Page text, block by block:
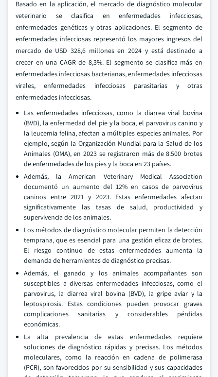
Basado en la aplicación, el mercado de diagnóstico molecular
veterinario se clasifica en enfermedades infecciosas,
enfermedades genéticas y otras aplicaciones. El segmento de
enfermedades infecciosas representó los mayores ingresos del
mercado de USD 328,6 millones en 2024 y está destinado a
crecer en una CAGR de 8,3%. El segmento se clasifica más en
enfermedades infecciosas bacterianas, enfermedades infecciosas
virales, enfermedades infecciosas parasitarias y otras
enfermedades infecciosas.
Las enfermedades infecciosas, como la diarrea viral bovina
(BVD), la enfermedad del pie y la boca, el parvovirus canino y
la leucemia felina, afectan a múltiples especies animales. Por
ejemplo, según la Organización Mundial para la Salud de los
Animales (OMA), en 2023 se registraron más de 8.500 brotes
de enfermedades de los pies y la boca en 23 países.
Además, la American Veterinary Medical Association
documentó un aumento del 12% en casos de parvovirus
caninos entre 2021 y 2023. Estas enfermedades afectan
significativamente las tasas de salud, productividad y
supervivencia de los animales.
Los métodos de diagnóstico molecular permiten la detección
temprana, que es esencial para una gestión eficaz de brotes.
El riesgo continuo de estas enfermedades aumenta la
demanda de herramientas de diagnóstico precisas.
Además, el ganado y los animales acompañantes son
susceptibles a diversas enfermedades infecciosas, como el
parvovirus, la diarrea viral bovina (BVD), la gripe aviar y la
leptospirosis. Estas condiciones pueden provocar graves
complicaciones sanitarias y considerables pérdidas
económicas.
La alta prevalencia de estas enfermedades requiere
soluciones de diagnóstico rápidas y precisas. Los métodos
moleculares, como la reacción en cadena de polimerasa
(PCR), son favorecidos por su sensibilidad y sus capacidades